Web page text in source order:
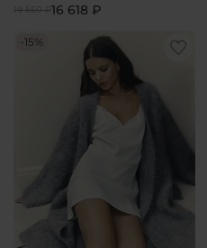
19 550 ₽16 618 ₽
-15%